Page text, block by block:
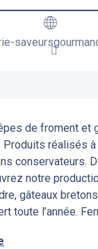
de froment et
Produits réalisés à
conservateurs.
notre
gâteaux
toute l’année.